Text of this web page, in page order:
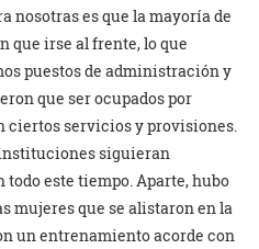
nosotras es que la mayoría de
que irse al frente, lo que
puestos de administración y
que ser ocupados por
ciertos servicios y provisiones.
siguieran
este tiempo. Aparte, hubo
mujeres que se alistaron en la
un entrenamiento acorde con